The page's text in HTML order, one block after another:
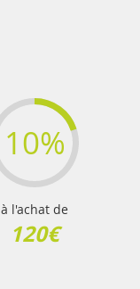
10%
à l'achat de
120€